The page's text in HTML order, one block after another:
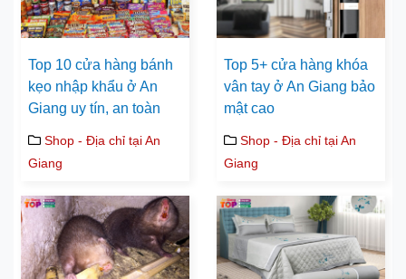
Top 10 cửa hàng bánh
kẹo nhập khẩu ở An
Giang uy tín, an toàn
Shop - Địa chỉ tại An
Giang
Top 5+ cửa hàng khóa
vân tay ở An Giang bảo
mật cao
Shop - Địa chỉ tại An
Giang